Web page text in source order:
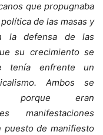
que propugnaba
de las masas y
la defensa de las
su crecimiento se
tenía enfrente un
Ambos se
porque eran
manifestaciones
puesto de manifiesto